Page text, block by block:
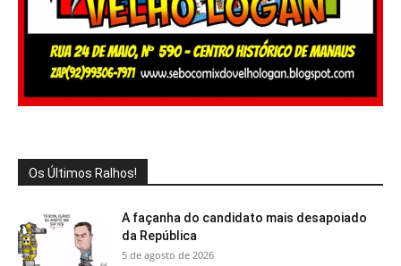
Os Últimos Ralhos!
A façanha do candidato mais desapoiado
da República
5 de agosto de 2026